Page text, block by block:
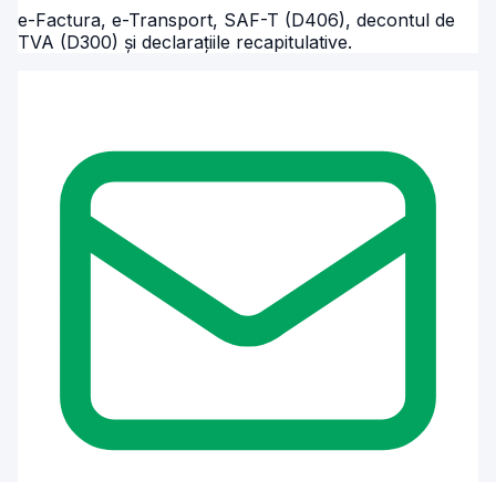
e-Factura, e-Transport, SAF-T (D406), decontul de
TVA (D300) și declarațiile recapitulative.